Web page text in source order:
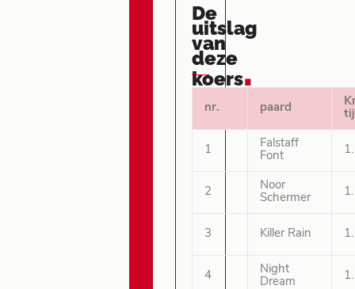
De
uitslag
van
deze
koers.
nr. paard
1
Falstaff
Font
2
Noor
Schermer
3 Killer Rain
4
Night
Dream